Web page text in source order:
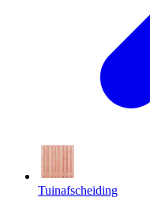
Tuinafscheiding